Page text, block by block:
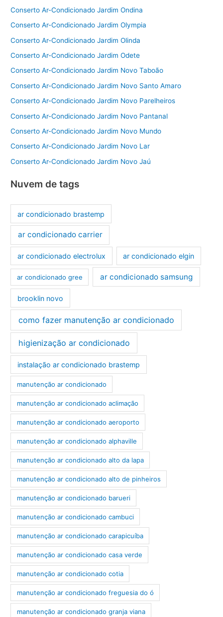
Conserto Ar-Condicionado Jardim Ondina
Conserto Ar-Condicionado Jardim Olympia
Conserto Ar-Condicionado Jardim Olinda
Conserto Ar-Condicionado Jardim Odete
Conserto Ar-Condicionado Jardim Novo Taboão
Conserto Ar-Condicionado Jardim Novo Santo Amaro
Conserto Ar-Condicionado Jardim Novo Parelheiros
Conserto Ar-Condicionado Jardim Novo Pantanal
Conserto Ar-Condicionado Jardim Novo Mundo
Conserto Ar-Condicionado Jardim Novo Lar
Conserto Ar-Condicionado Jardim Novo Jaú
Nuvem de tags
ar condicionado brastemp
ar condicionado carrier
ar condicionado electrolux ar condicionado elgin
ar condicionado gree ar condicionado samsung
brooklin novo
como fazer manutenção ar condicionado
higienização ar condicionado
instalação ar condicionado brastemp
manutenção ar condicionado
manutenção ar condicionado aclimação
manutenção ar condicionado aeroporto
manutenção ar condicionado alphaville
manutenção ar condicionado alto da lapa
manutenção ar condicionado alto de pinheiros
manutenção ar condicionado barueri
manutenção ar condicionado cambuci
manutenção ar condicionado carapicuíba
manutenção ar condicionado casa verde
manutenção ar condicionado cotia
manutenção ar condicionado freguesia do ó
manutenção ar condicionado granja viana